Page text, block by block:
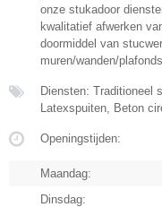
onze stukadoor
kwalitatief afwerken
doormiddel van
muren/wanden/
Diensten: Traditioneel
Latexspuiten, Beton
Openingstijden:
Maandag:
Dinsdag: